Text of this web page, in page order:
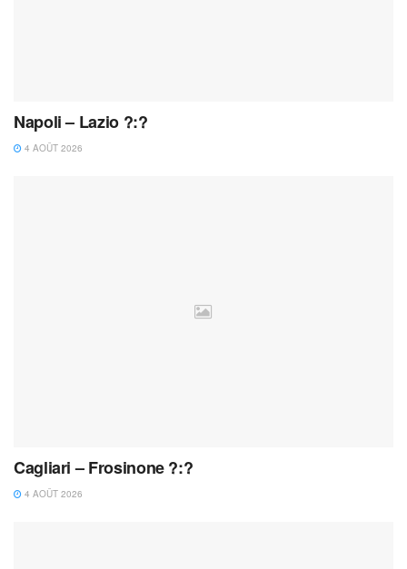
Napoli – Lazio ?:?
4 AOÛT 2026
Cagliari – Frosinone ?:?
4 AOÛT 2026